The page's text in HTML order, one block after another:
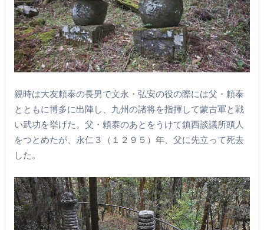
親時は大友頼泰の長男で文永・弘安の役の際には父・頼泰
とともに博多に出陣し、九州の諸将を指揮して蒙古軍と戦
い武功を挙げた。父・頼泰のあとをうけて鎮西談議所頭人
をつとめたが、永仁３（１２９５）年、父に先立って死去
した。